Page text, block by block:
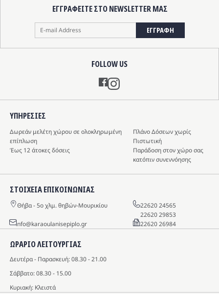
FOLLOW US
Instagram
ΕΓΓΡΑΦΕΙΤΕ ΣΤΟ NEWSLETTER ΜΑΣ
ΕΓΓΡΑΦΗ
ΩΡΑΡΙΟ ΛΕΙΤΟΥΡΓΙΑΣ
Δευτέρα - Παρασκευή: 08.30 - 21.00
Σάββατο: 08.30 - 15.00
Κυριακή: Κλειστά
ΥΠΗΡΕΣIΕΣ
Δωρεάν μελέτη χώρου σε ολοκληρωμένη
επίπλωση
Πλάνο Δόσεων χωρίς
Πιστωτική
Έως 12 άτοκες δόσεις
Παράδοση στον χώρο σας
κατόπιν συνεννόησης
ΣΤΟΙΧΕΙΑ ΕΠΙΚΟΙΝΩΝΙΑΣ
Θήβα - 5o χλμ. θηβών-Μουρικίου
22620 24565
22620 29853
info@karaoulanisepiplo.gr
22620 26984